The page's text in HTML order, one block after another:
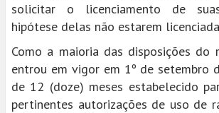
solicitar o licenciamento de
hipótese delas não estarem
Como a maioria das disposições do
entrou em vigor em 1º de setembro
de 12 (doze) meses estabelecido
pertinentes autorizações de uso de